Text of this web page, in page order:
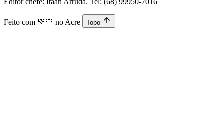
Feito com 💚💛 no Acre Topo